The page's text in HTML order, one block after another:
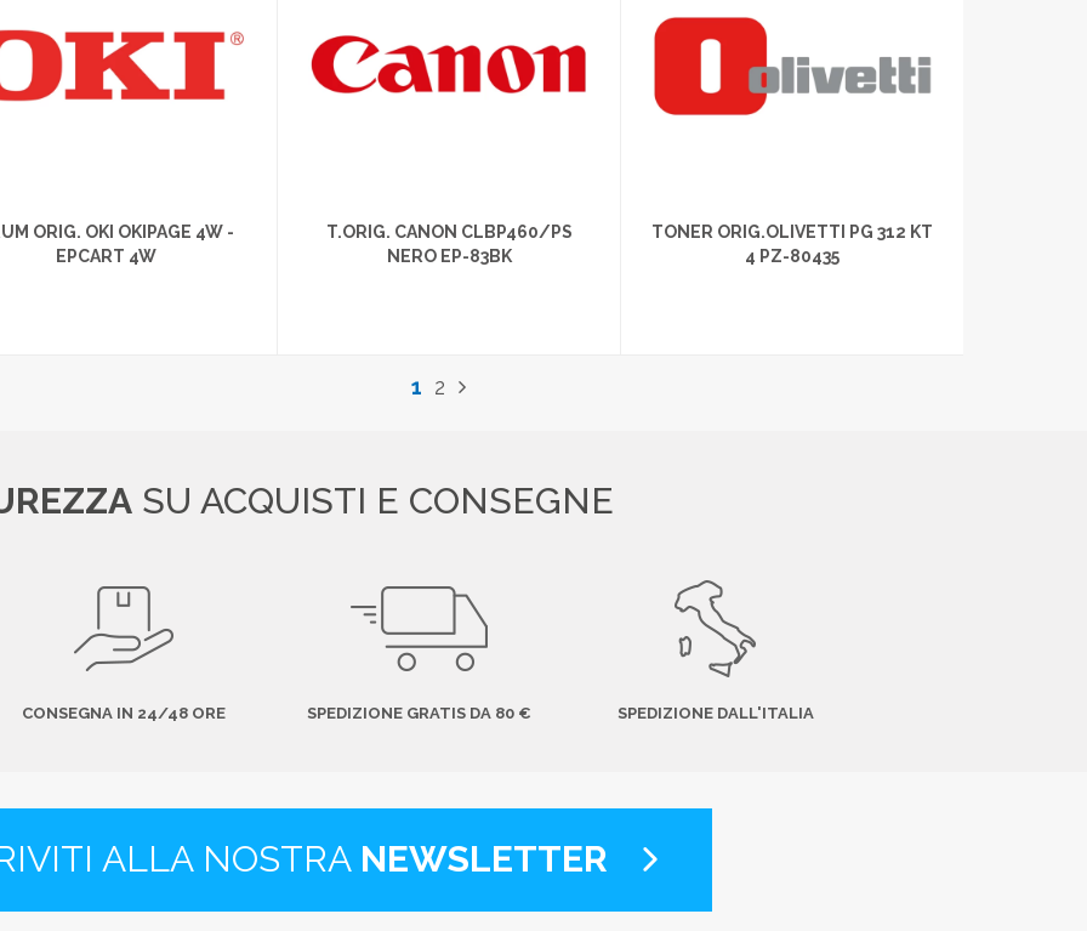
ORIG. OKI OKIPAGE 4W -
EPCART 4W
T.ORIG. CANON CLBP460/PS
NERO EP-83BK
TONER ORIG.OLIVETTI PG 312 KT
4 PZ-80435
1 2
SU ACQUISTI E CONSEGNE
CONSEGNA IN 24/48 ORE SPEDIZIONE GRATIS DA 80 € SPEDIZIONE DALL'ITALIA
ALLA NOSTRA NEWSLETTER